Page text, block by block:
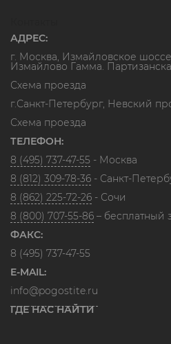
АДРЕС:
г. Москва, Измайловское
Измайлово Гамма.
Схема проезда
г.Санкт-Петербург, Невский
Схема проезда
ТЕЛЕФОН:
8 (495) 737-47-55 - Москва
8 (812) 309-78-36 - Санкт-
8 (862) 225-72-26 - Сочи
8 (800) 707-55-86 – бесплатный
ФАКС:
8 (495) 737-47-55
E-MAIL:
info@pogostite.ru
ГДЕ НАС НАЙТИ